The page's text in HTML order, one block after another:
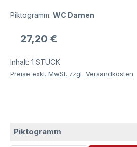
Piktogramm: WC Damen
Regulärer Preis:
27,20 €
Inhalt: 1 STÜCK
Preise exkl. MwSt. zzgl. Versandkosten
Piktogramm